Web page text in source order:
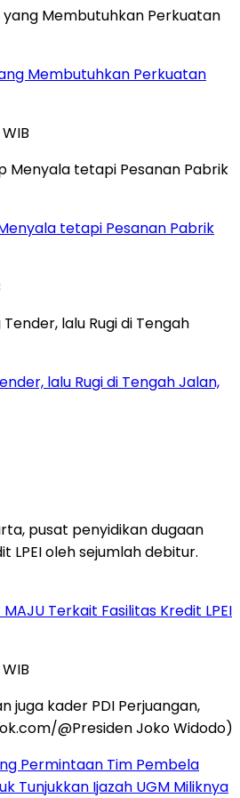
Membutuhkan Perkuatan
tetapi Pesanan Pabrik
lalu Rugi di Tengah Jalan,
MAJU Terkait Fasilitas Kredit LPEI
Permintaan Tim Pembela
Tunjukkan Ijazah UGM Miliknya